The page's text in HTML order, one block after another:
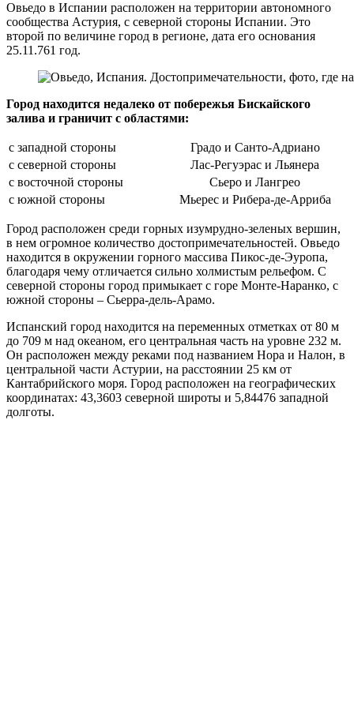
Овьедо в Испании расположен на территории автономного
сообщества Астурия, с северной стороны Испании. Это
второй по величине город в регионе, дата его основания
25.11.761 год.
Город находится недалеко от побережья Бискайского
залива и граничит с областями:
с западной стороны
Градо и Санто-Адриано
с северной стороны
Лас-Регуэрас и Льянера
с восточной стороны
Сьеро и Лангрео
с южной стороны
Мьерес и Рибера-де-Арриба
Город расположен среди горных изумрудно-зеленых вершин,
в нем огромное количество достопримечательностей. Овьедо
находится в окружении горного массива Пикос-де-Эуропа,
благодаря чему отличается сильно холмистым рельефом. С
северной стороны город примыкает с горе Монте-Наранко, с
южной стороны – Сьерра-дель-Арамо.
Испанский город находится на переменных отметках от 80 м
до 709 м над океаном, его центральная часть на уровне 232 м.
Он расположен между реками под названием Нора и Налон, в
центральной части Астурии, на расстоянии 25 км от
Кантабрийского моря. Город расположен на географических
координатах: 43,3603 северной широты и 5,84476 западной
долготы.